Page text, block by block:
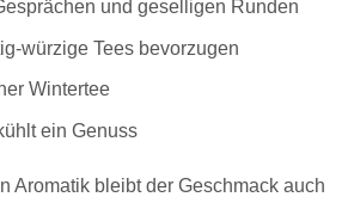
und geselligen Runden
würzige Tees bevorzugen
Wintertee
ein Genuss
Aromatik bleibt der Geschmack auch